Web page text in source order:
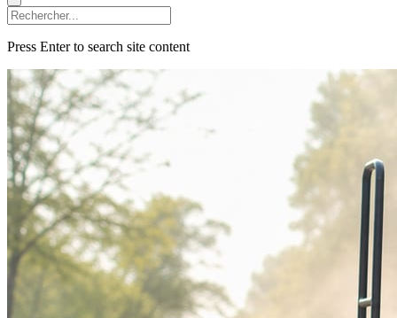
Press Enter to search site content